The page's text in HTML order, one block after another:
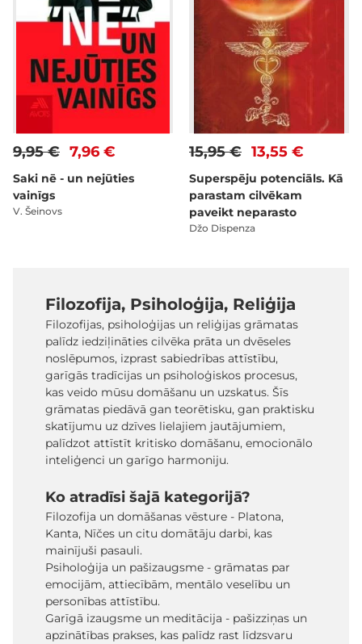
7,96 €
9,95 €
Saki nē - un nejūties
vainīgs
V. Šeinovs
13,55 €
15,95 €
Superspēju potenciāls. Kā
parastam cilvēkam
paveikt neparasto
Džo Dispenza
Filozofija, Psiholoģija, Reliģija
Filozofijas, psiholoģijas un reliģijas grāmatas
palīdz iedziļināties cilvēka prāta un dvēseles
noslēpumos, izprast sabiedrības attīstību,
garīgās tradīcijas un psiholoģiskos procesus,
kas veido mūsu domāšanu un uzskatus. Šīs
grāmatas piedāvā gan teorētisku, gan praktisku
skatījumu uz dzīves lielajiem jautājumiem,
palīdzot attīstīt kritisko domāšanu, emocionālo
inteliģenci un garīgo harmoniju.
Ko atradīsi šajā kategorijā?
Filozofija un domāšanas vēsture - Platona,
Kanta, Nīčes un citu domātāju darbi, kas
mainījuši pasauli.
Psiholoģija un pašizaugsme - grāmatas par
emocijām, attiecībām, mentālo veselību un
personības attīstību.
Garīgā izaugsme un meditācija - pašizziņas un
apzinātības prakses, kas palīdz rast līdzsvaru